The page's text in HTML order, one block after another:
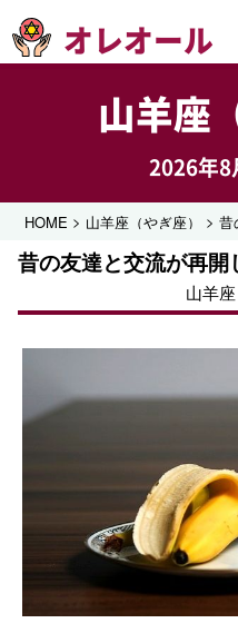
オレオール
山羊座
2026年8
HOME > 山羊座（やぎ座） >昔
昔の友達と交流が再開
山羊座